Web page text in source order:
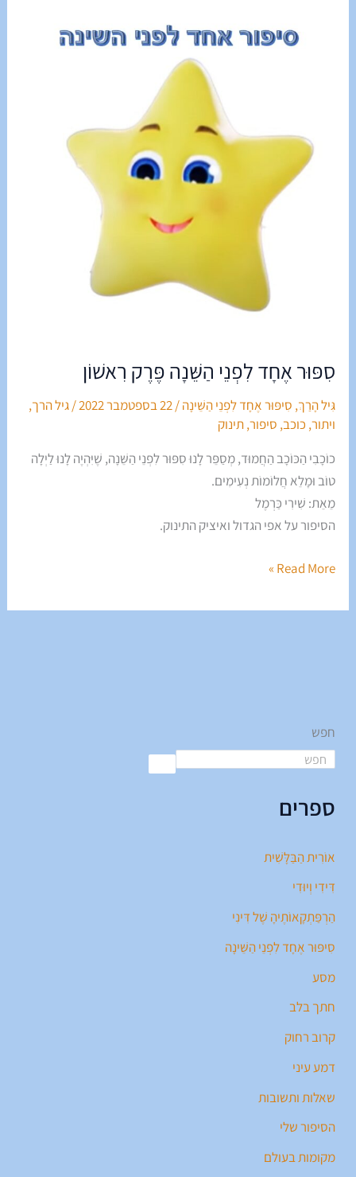
סִפּוּר אֶחָד לִפְנֵי הַשֵּׁנָה פֶּרֶק רִאשׁוֹן
גִּיל הָרַךְ, סִיפּוּר אֶחָד לִפְנֵי הַשֵּׁינָה/22 בספטמבר 2022 /גיל הרך,
ויתור, כוכב, סיפור,תינוק
כוֹכָבִי הַכּוֹכָב הַחֲמוּד, מְסַפֵּר לָנוּ סִפּוּר לִפְנֵי הַשֵּׁנָה, שֶׁיִּהְיֶה לָנוּ לַיְלָה
טוֹב וּמָלֵא חֲלוֹמוֹת נְעִימִים.
מֵאֵת: שִׁירִי כַּרְמֶל
הסיפור על אפי הגדול ואיציק התינוק.
רִאשׁוֹן
Read More »
חפש
ספרים
אוֹרִית הַבַּלָּשִׁית
דִּידִי וְיוּדִי
הַרְפַּתְקָאוֹתֶיהָ שֶׁל דִּינִי
סִיפּוּר אֶחָד לִפְנֵי הַשֵּׁינָה
מסע
חתך בלב
קרוב רחוק
דמע עיני
שאלות ותשובות
הסיפור שלי
מקומות בעולם